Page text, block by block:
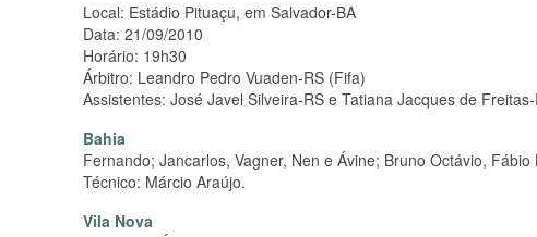
Local: Estádio Pituaçu, em Salvador-BA
Data: 21/09/2010
Horário: 19h30
Árbitro: Leandro Pedro Vuaden-RS (Fifa)
Assistentes: José Javel Silveira-RS e Tatiana Jacques de
Bahia
Fernando; Jancarlos, Vagner, Nen e Ávine; Bruno Octávio,
Técnico: Márcio Araújo.
Vila Nova